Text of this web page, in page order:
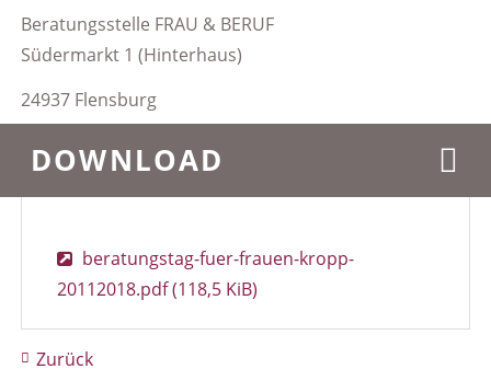
Beratungsstelle FRAU & BERUF
Südermarkt 1 (Hinterhaus)
24937 Flensburg
DOWNLOAD
beratungstag-fuer-frauen-kropp-
20112018.pdf(118,5 KiB)
Zurück